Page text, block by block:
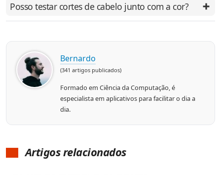
Posso testar cortes de cabelo junto com a cor?
Bernardo
(341 artigos publicados)
Formado em Ciência da Computação, é
especialista em aplicativos para facilitar o dia a
dia.
Artigos relacionados